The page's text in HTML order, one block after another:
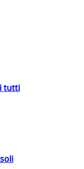
tutti